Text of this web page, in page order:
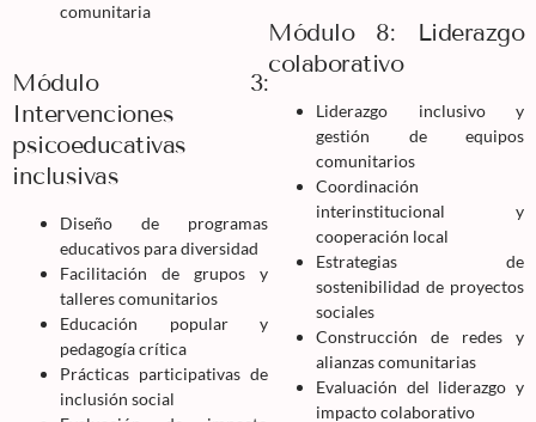
comunitaria
Módulo 3:
Intervenciones
psicoeducativas
inclusivas
Diseño de programas
educativos para diversidad
Facilitación de grupos y
talleres comunitarios
Educación popular y
pedagogía crítica
Prácticas participativas de
inclusión social
Módulo 8: Liderazgo
colaborativo
Liderazgo inclusivo y
gestión de equipos
comunitarios
Coordinación
interinstitucional y
cooperación local
Estrategias de
sostenibilidad de proyectos
sociales
Construcción de redes y
alianzas comunitarias
Evaluación del liderazgo y
impacto colaborativo